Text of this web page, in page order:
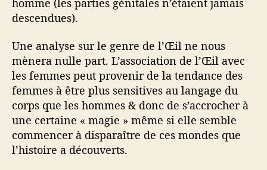
descendues).
Une analyse sur le genre de l’Œil ne nous
mènera nulle part. L’association de l’Œil avec
les femmes peut provenir de la tendance des
femmes à être plus sensitives au langage du
corps que les hommes & donc de s’accrocher à
une certaine « magie » même si elle semble
commencer à disparaître de ces mondes que
l’histoire a découverts.